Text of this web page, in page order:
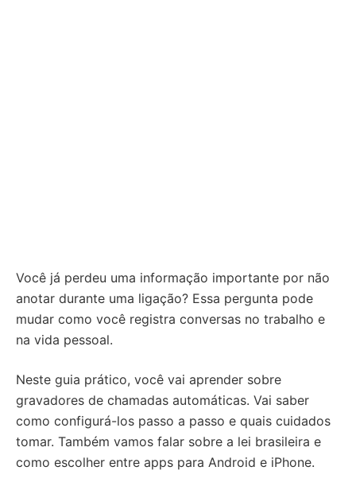
Você já perdeu uma informação importante por não
anotar durante uma ligação? Essa pergunta pode
mudar como você registra conversas no trabalho e
na vida pessoal.
Neste guia prático, você vai aprender sobre
gravadores de chamadas automáticas. Vai saber
como configurá-los passo a passo e quais cuidados
tomar. Também vamos falar sobre a lei brasileira e
como escolher entre apps para Android e iPhone.